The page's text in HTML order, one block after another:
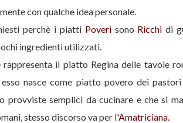
con qualche idea personale.
perchè i piatti Poverisono Ricchidi
ingredienti utilizzati.
rappresenta il piatto Regina delle tavole
nasce come piatto povero dei
provviste semplici da cucinare e che si
stesso discorso va per l'Amatriciana.